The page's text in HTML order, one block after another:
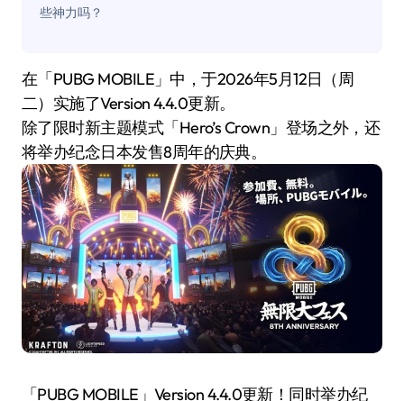
些神力吗？
在「PUBG MOBILE」中，于2026年5月12日（周
二）实施了Version 4.4.0更新。
除了限时新主题模式「Hero’s Crown」登场之外，还
将举办纪念日本发售8周年的庆典。
「PUBG MOBILE」Version 4.4.0更新！同时举办纪